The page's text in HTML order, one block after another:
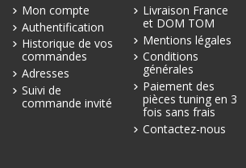
Mon compte
Authentification
Historique de vos
commandes
Adresses
Suivi de
commande invité
Livraison France
et DOM TOM
Mentions légales
Conditions
générales
Paiement des
pièces tuning en 3
fois sans frais
Contactez-nous